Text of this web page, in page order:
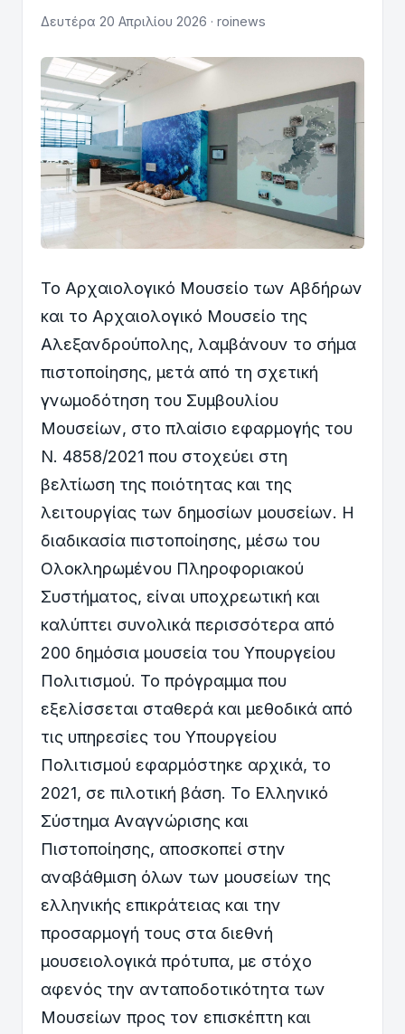
Δευτέρα 20 Απριλίου 2026 · roinews
Το Αρχαιολογικό Μουσείο των Αβδήρων
και το Αρχαιολογικό Μουσείο της
Αλεξανδρούπολης, λαμβάνουν το σήμα
πιστοποίησης, μετά από τη σχετική
γνωμοδότηση του Συμβουλίου
Μουσείων, στο πλαίσιο εφαρμογής του
Ν. 4858/2021 που στοχεύει στη
βελτίωση της ποιότητας και της
λειτουργίας των δημοσίων μουσείων. Η
διαδικασία πιστοποίησης, μέσω του
Ολοκληρωμένου Πληροφοριακού
Συστήματος, είναι υποχρεωτική και
καλύπτει συνολικά περισσότερα από
200 δημόσια μουσεία του Υπουργείου
Πολιτισμού. Το πρόγραμμα που
εξελίσσεται σταθερά και μεθοδικά από
τις υπηρεσίες του Υπουργείου
Πολιτισμού εφαρμόστηκε αρχικά, το
2021, σε πιλοτική βάση. Το Ελληνικό
Σύστημα Αναγνώρισης και
Πιστοποίησης, αποσκοπεί στην
αναβάθμιση όλων των μουσείων της
ελληνικής επικράτειας και την
προσαρμογή τους στα διεθνή
μουσειολογικά πρότυπα, με στόχο
αφενός την ανταποδοτικότητα των
Μουσείων προς τον επισκέπτη και